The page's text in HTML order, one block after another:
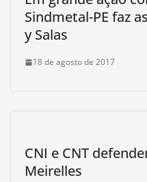
Sindmetal-PE faz
y Salas
18 de agosto de 2017
CNI e CNT
Meirelles